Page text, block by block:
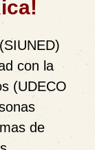
con la
(UDECO
de